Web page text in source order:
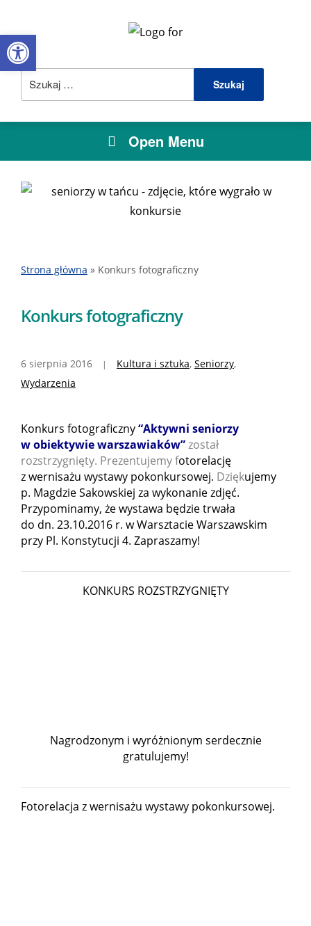
Open Menu
Strona główna » Konkurs fotograficzny
Konkurs fotograficzny
6 sierpnia 2016 Kultura i sztuka, Seniorzy,
Wydarzenia
Konkurs fotograficzny“Aktywni seniorzy
w obiektywie warszawiaków”został
rozstrzygnięty. Prezentujemy fotorelację
z wernisażu wystawy pokonkursowej. Dziękujemy
p. Magdzie Sakowskiej za wykonanie zdjęć.
Przypominamy, że wystawa będzie trwała
do dn. 23.10.2016 r. w Warsztacie Warszawskim
przy Pl. Konstytucji 4. Zapraszamy!
KONKURS ROZSTRZYGNIĘTY
Nagrodzonym i wyróżnionym serdecznie
gratulujemy!
Fotorelacja z wernisażu wystawy pokonkursowej.
Open toolbar